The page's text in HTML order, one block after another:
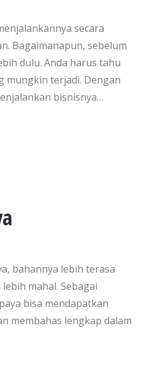
secara
Bagaimanapun, sebelum
dulu. Anda harus tahu
mungkin terjadi. Dengan
bisnisnya…
bahannya lebih terasa
mahal. Sebagai
bisa mendapatkan
membahas lengkap dalam